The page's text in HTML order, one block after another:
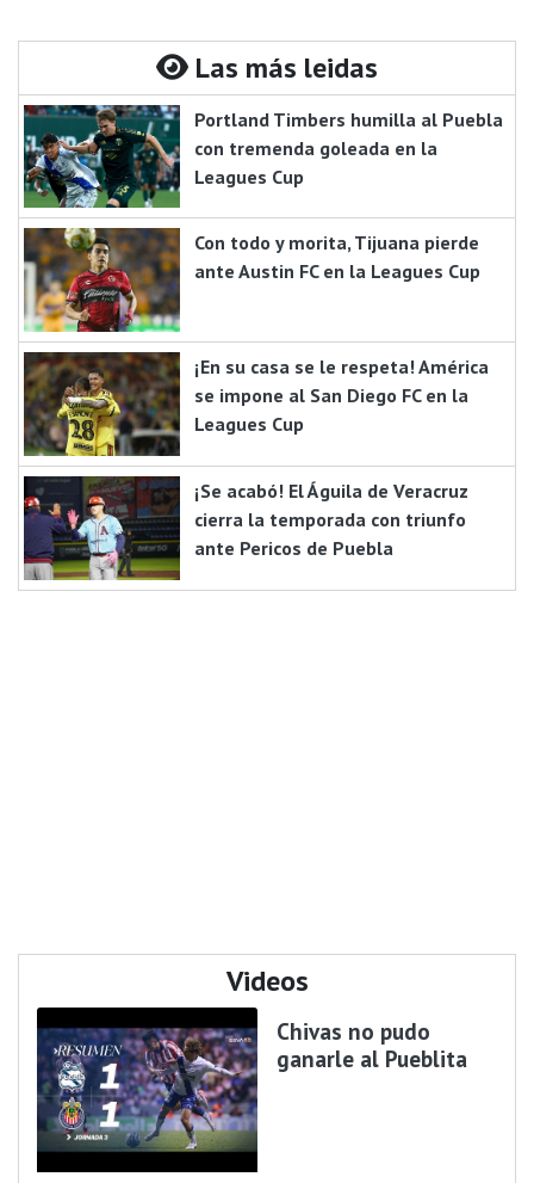
Las más leidas
Portland Timbers humilla al Puebla
con tremenda goleada en la
Leagues Cup
Con todo y morita, Tijuana pierde
ante Austin FC en la Leagues Cup
¡En su casa se le respeta! América
se impone al San Diego FC en la
Leagues Cup
¡Se acabó! El Águila de Veracruz
cierra la temporada con triunfo
ante Pericos de Puebla
Videos
Chivas no pudo
ganarle al Pueblita